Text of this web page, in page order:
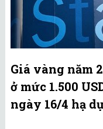
Giá vàng năm
ở mức 1.500
ngày 16/4 hạ